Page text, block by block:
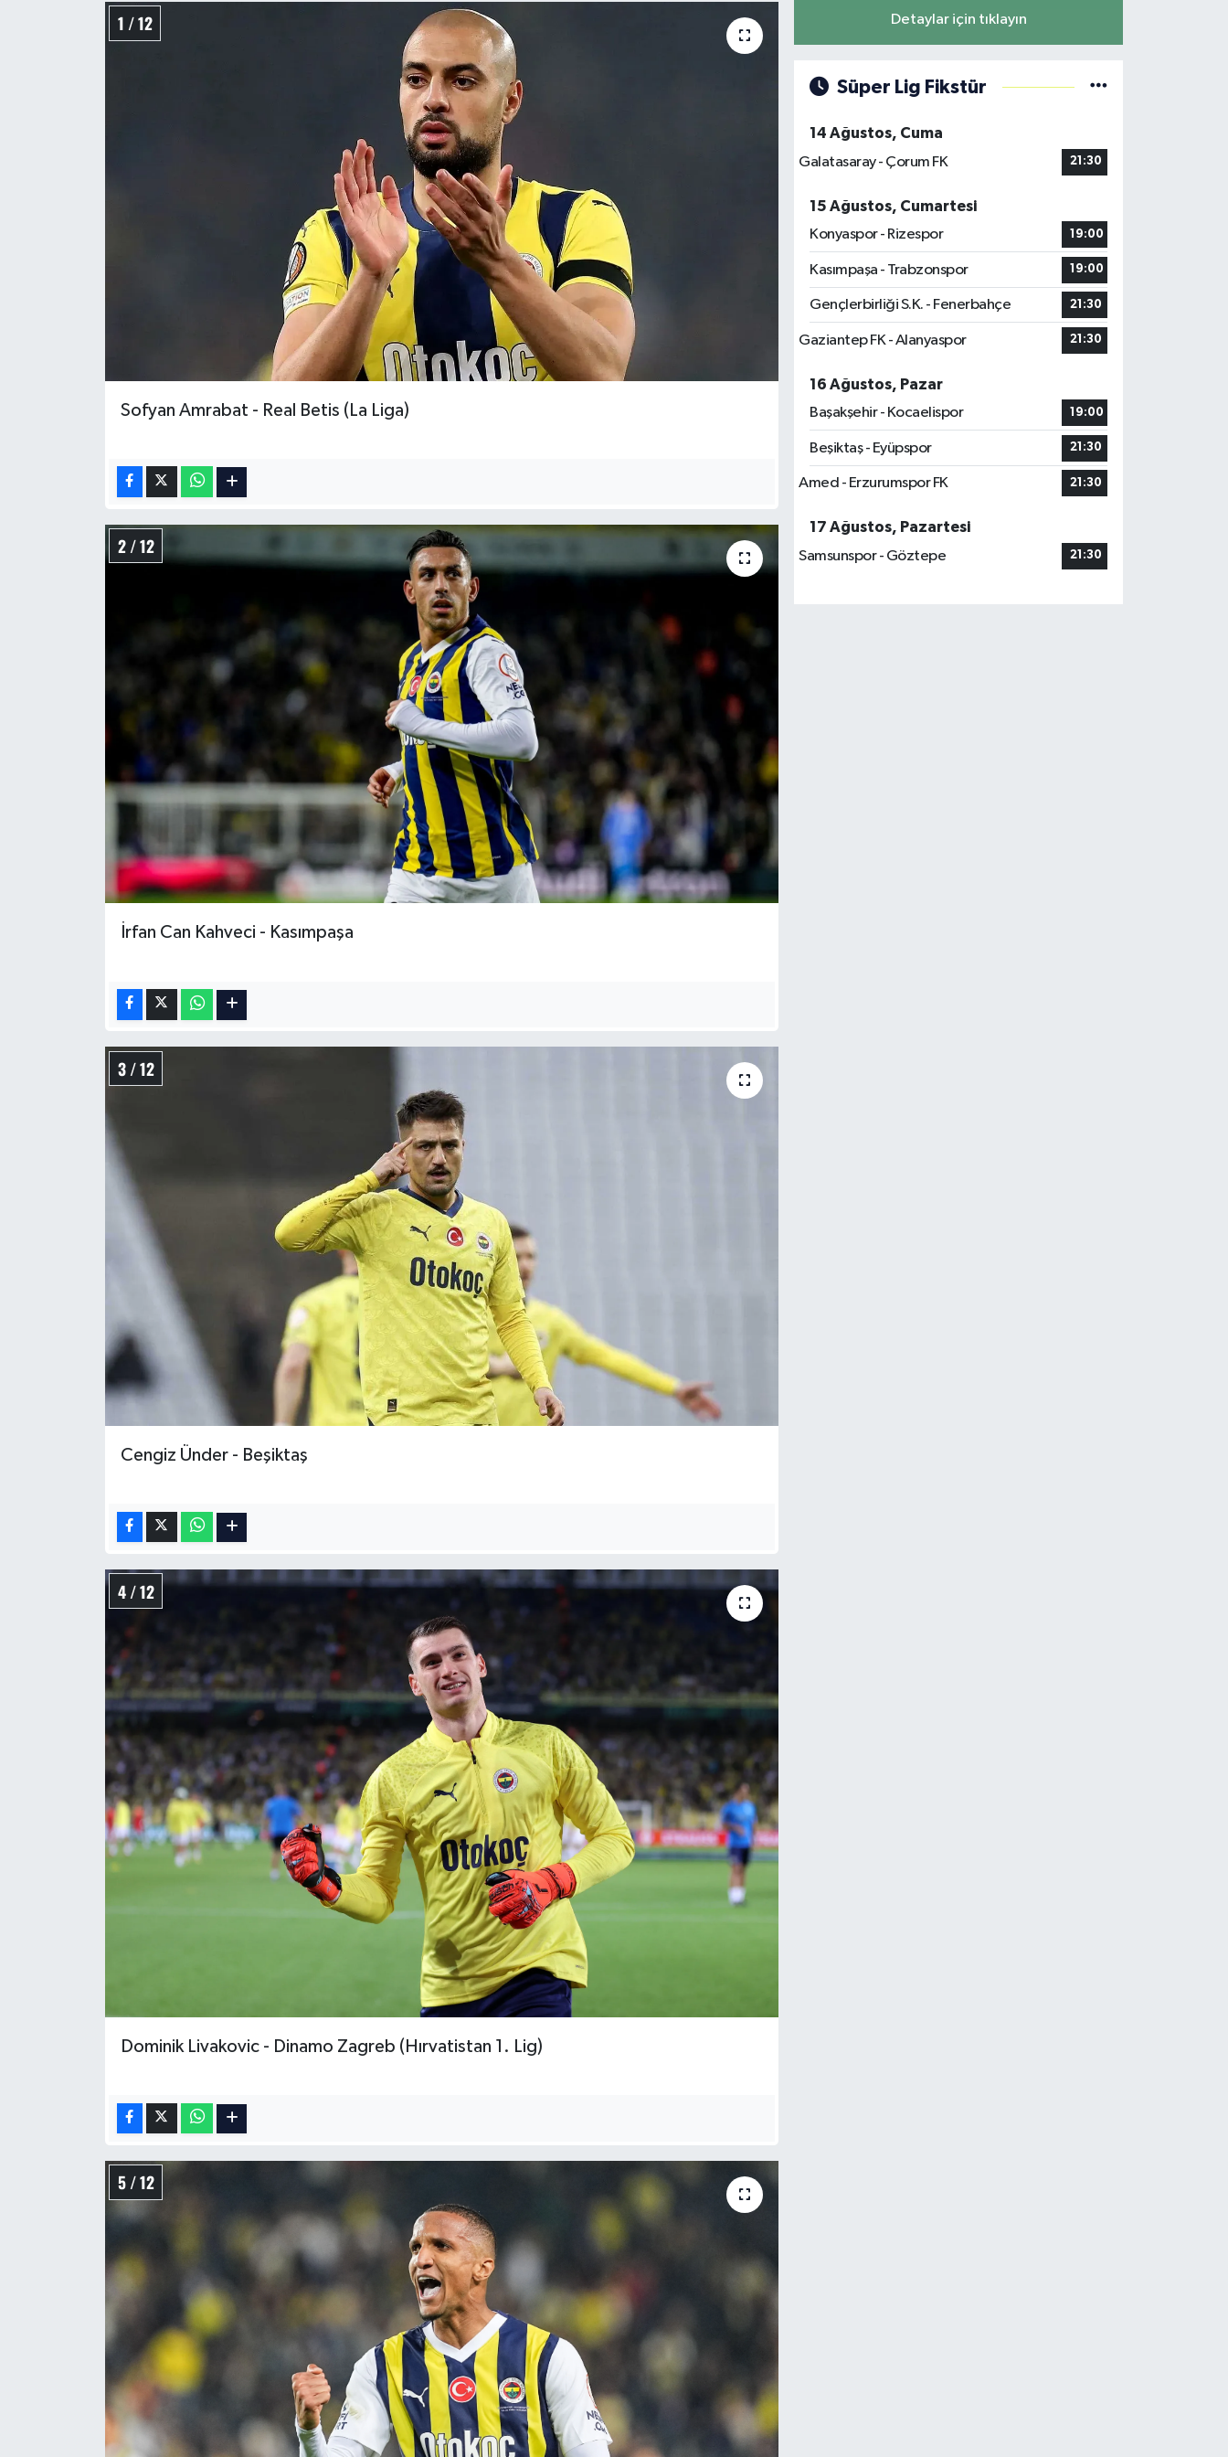
1 / 12
Sofyan Amrabat - Real Betis (La Liga)
2 / 12
İrfan Can Kahveci - Kasımpaşa
3 / 12
Cengiz Ünder - Beşiktaş
4 / 12
Dominik Livakovic - Dinamo Zagreb (Hırvatistan 1. Lig)
5 / 12
Detaylar için tıklayın
Süper Lig Fikstür
14 Ağustos, Cuma
Galatasaray - Çorum FK
21:30
15 Ağustos, Cumartesi
Konyaspor - Rizespor
19:00
Kasımpaşa - Trabzonspor 19:00
Gençlerbirliği S.K. - Fenerbahçe 21:30
Gaziantep FK - Alanyaspor 21:30
16 Ağustos, Pazar
Başakşehir - Kocaelispor
19:00
Beşiktaş - Eyüpspor 21:30
Amed - Erzurumspor FK 21:30
17 Ağustos, Pazartesi
Samsunspor - Göztepe
21:30
Türkiye Basketbol Ligi
Motor Sporları